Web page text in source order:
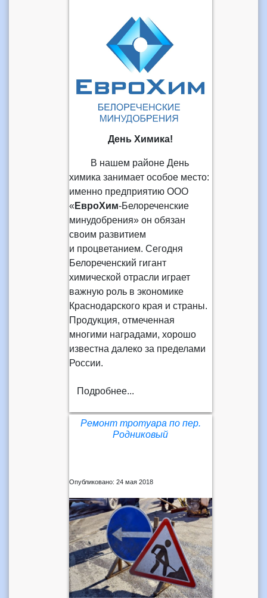
День Химика!
В нашем районе День
химика занимает особое место:
именно предприятию ООО
« ЕвроХим-Белореченские
минудобрения» он обязан
своим развитием
и процветанием. Сегодня
Белореченский гигант
химической отрасли играет
важную роль в экономике
Краснодарского края и страны.
Продукция, отмеченная
многими наградами, хорошо
известна далеко за пределами
России.
Подробнее...
Ремонт тротуара по пер.
Родниковый
Опубликовано: 24 мая 2018